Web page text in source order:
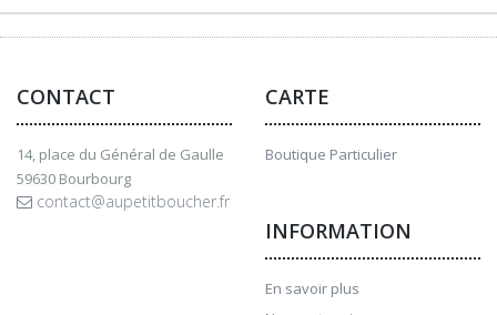
CONTACT
14, place du Général de Gaulle
59630 Bourbourg
contact@aupetitboucher.fr
CARTE
Boutique Particulier
INFORMATION
En savoir plus